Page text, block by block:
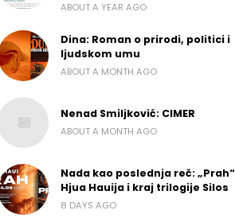
ABOUT A YEAR AGO
Dina: Roman o prirodi, politici i
ljudskom umu
ABOUT A MONTH AGO
Nenad Smiljković: CIMER
ABOUT A MONTH AGO
Nada kao poslednja reč: „Prah“
Hjua Hauija i kraj trilogije Silos
8 DAYS AGO